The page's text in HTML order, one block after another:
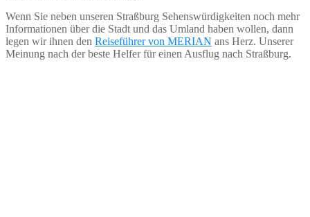
Wenn Sie neben unseren Straßburg Sehenswürdigkeiten noch mehr
Informationen über die Stadt und das Umland haben wollen, dann
legen wir ihnen den Reiseführer von MERIAN ans Herz. Unserer
Meinung nach der beste Helfer für einen Ausflug nach Straßburg.